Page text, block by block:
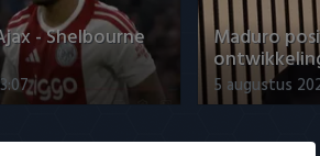
- Shelbourne Maduro
5 augustus